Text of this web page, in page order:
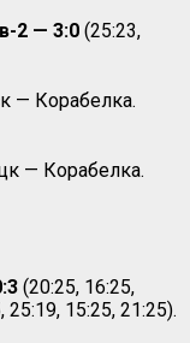
2 — 3:0 (25:23,
— Корабелка.
— Корабелка.
(20:25, 16:25,
25:19, 15:25, 21:25).